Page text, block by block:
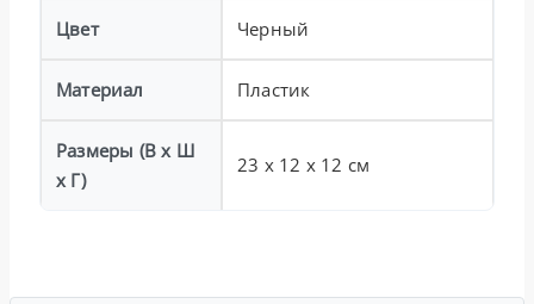
Цвет Черный
Материал Пластик
Размеры (В x Ш
x Г)
23 x 12 x 12 см